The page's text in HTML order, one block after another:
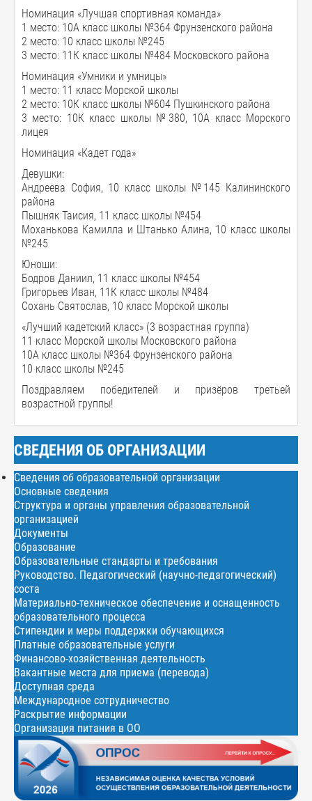
Номинация «Лучшая спортивная команда»
1 место: 10А класс школы №364 Фрунзенского района
2 место: 10 класс школы №245
3 место: 11К класс школы №484 Московского района
Номинация «Умники и умницы»
1 место: 11 класс Морской школы
2 место: 10К класс школы №604 Пушкинского района
3 место: 10К класс школы №380, 10А класс Морского
лицея
Номинация «Кадет года»
Девушки:
Андреева София, 10 класс школы №145 Калининского
района
Пышняк Таисия, 11 класс школы №454
Моханькова Камилла и Штанько Алина, 10 класс школы
№245
Юноши:
Бодров Даниил, 11 класс школы №454
Григорьев Иван, 11К класс школы №484
Сохань Святослав, 10 класс Морской школы
«Лучший кадетский класс» (3 возрастная группа)
11 класс Морской школы Московского района
10А класс школы №364 Фрунзенского района
10 класс школы №245
Поздравляем победителей и призёров третьей
возрастной группы!
СВЕДЕНИЯ ОБ ОРГАНИЗАЦИИ
Сведения об образовательной организации
Основные сведения
Структура и органы управления образовательной
организацией
Документы
Образование
Образовательные стандарты и требования
Руководство. Педагогический (научно-педагогический)
соста
Материально-техническое обеспечение и оснащенность
образовательного процесса
Стипендии и меры поддержки обучающихся
Платные образовательные услуги
Финансово-хозяйственная деятельность
Вакантные места для приема (перевода)
Доступная среда
Международное сотрудничество
Раскрытие информации
Организация питания в ОО